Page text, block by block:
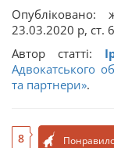
23.03.2020 р, ст.
Автор статті:
Адвокатського
та партнери».
8